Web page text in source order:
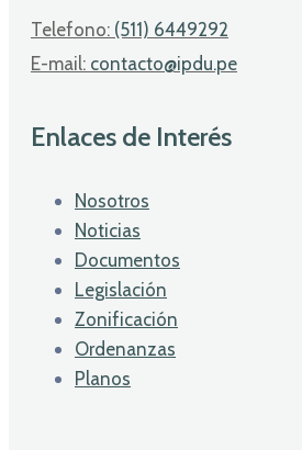
Telefono: (511) 6449292
E-mail: contacto@ipdu.pe
Enlaces de Interés
Nosotros
Noticias
Documentos
Legislación
Zonificación
Ordenanzas
Planos